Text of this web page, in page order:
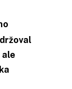
ale